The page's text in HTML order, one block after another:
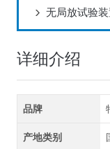
详细介绍
品牌
产地类别